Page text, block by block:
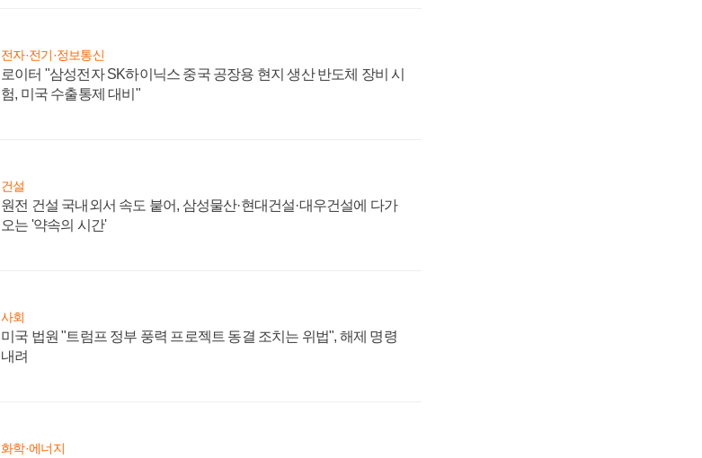
전자·전기·정보통신
로이터 "삼성전자 SK하이닉스 중국 공장용 현지 생산 반도체 장비 시
험, 미국 수출통제 대비"
건설
원전 건설 국내외서 속도 붙어, 삼성물산·현대건설·대우건설에 다가
오는 '약속의 시간'
사회
미국 법원 "트럼프 정부 풍력 프로젝트 동결 조치는 위법", 해제 명령
내려
화학·에너지